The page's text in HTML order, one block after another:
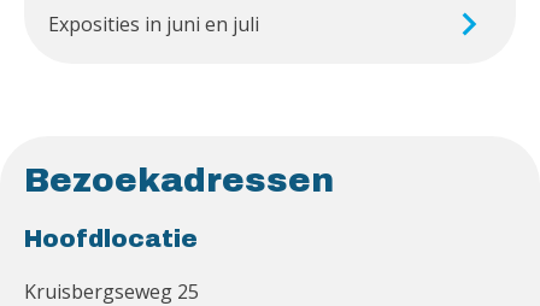
Exposities in juni en juli
Bezoekadressen
Hoofdlocatie
Kruisbergseweg 25